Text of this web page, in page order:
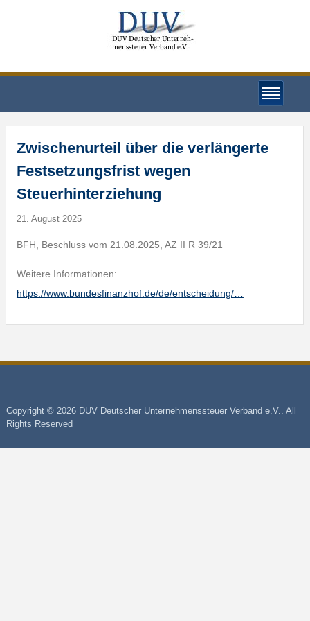
Zwischenurteil über die verlängerte
Festsetzungsfrist wegen
Steuerhinterziehung
21. August 2025
BFH, Beschluss vom 21.08.2025, AZ II R 39/21
Weitere Informationen:
https://www.bundesfinanzhof.de/de/entscheidung/…
Copyright © 2026 DUV Deutscher Unternehmenssteuer Verband e.V.. All
Rights Reserved